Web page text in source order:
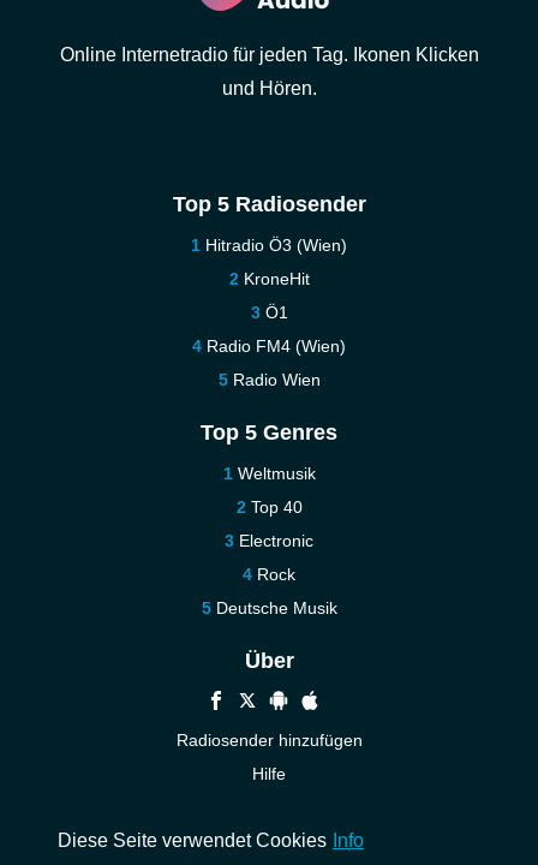
Online Internetradio für jeden Tag. Ikonen Klicken
und Hören.
Top 5 Radiosender
Hitradio Ö3 (Wien)
KroneHit
Ö1
Radio FM4 (Wien)
Radio Wien
Top 5 Genres
Weltmusik
Top 40
Electronic
Rock
Deutsche Musik
Über
Radiosender hinzufügen
Hilfe
Diese Seite verwendet Cookies Info